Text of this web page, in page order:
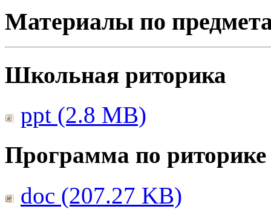
Материалы по
Школьная риторика
ppt (2.8 MB)
Программа по риторике
doc (207.27 KB)